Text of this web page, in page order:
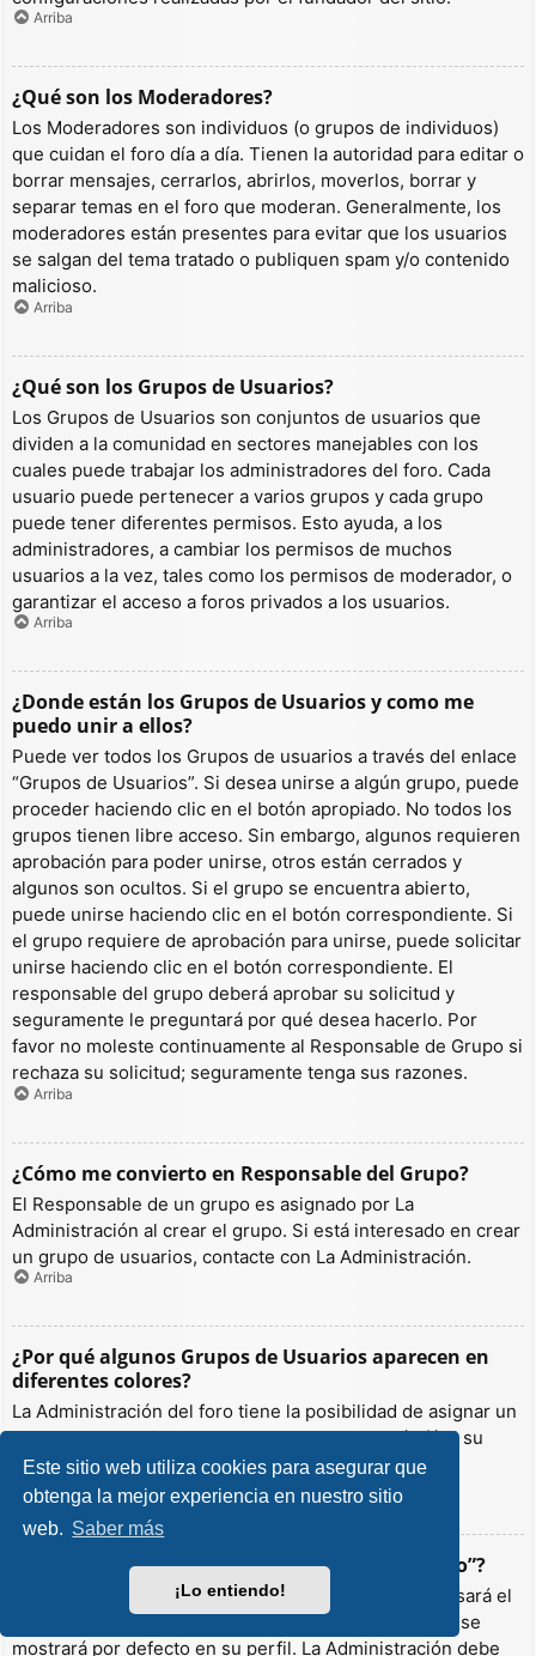
Este sitio web utiliza cookies para asegurar que
obtenga la mejor experiencia en nuestro sitio
web. Saber más
¡Lo entiendo!
Arriba
¿Qué son los Moderadores?
Los Moderadores son individuos (o grupos de individuos)
que cuidan el foro día a día. Tienen la autoridad para editar o
borrar mensajes, cerrarlos, abrirlos, moverlos, borrar y
separar temas en el foro que moderan. Generalmente, los
moderadores están presentes para evitar que los usuarios
se salgan del tema tratado o publiquen spam y/o contenido
malicioso.
Arriba
¿Qué son los Grupos de Usuarios?
Los Grupos de Usuarios son conjuntos de usuarios que
dividen a la comunidad en sectores manejables con los
cuales puede trabajar los administradores del foro. Cada
usuario puede pertenecer a varios grupos y cada grupo
puede tener diferentes permisos. Esto ayuda, a los
administradores, a cambiar los permisos de muchos
usuarios a la vez, tales como los permisos de moderador, o
garantizar el acceso a foros privados a los usuarios.
Arriba
¿Donde están los Grupos de Usuarios y como me
puedo unir a ellos?
Puede ver todos los Grupos de usuarios a través del enlace
“Grupos de Usuarios”. Si desea unirse a algún grupo, puede
proceder haciendo clic en el botón apropiado. No todos los
grupos tienen libre acceso. Sin embargo, algunos requieren
aprobación para poder unirse, otros están cerrados y
algunos son ocultos. Si el grupo se encuentra abierto,
puede unirse haciendo clic en el botón correspondiente. Si
el grupo requiere de aprobación para unirse, puede solicitar
unirse haciendo clic en el botón correspondiente. El
responsable del grupo deberá aprobar su solicitud y
seguramente le preguntará por qué desea hacerlo. Por
favor no moleste continuamente al Responsable de Grupo si
rechaza su solicitud; seguramente tenga sus razones.
Arriba
¿Cómo me convierto en Responsable del Grupo?
El Responsable de un grupo es asignado por La
Administración al crear el grupo. Si está interesado en crear
un grupo de usuarios, contacte con La Administración.
Arriba
¿Por qué algunos Grupos de Usuarios aparecen en
diferentes colores?
La Administración del foro tiene la posibilidad de asignar un
color a los usuarios de un grupo para hacer más fácil su
identificación.
Arriba
¿Qué es un “Grupo de Usuarios predeterminado”?
Si es miembro de más de un grupo por defecto, se usará el
“predeterminado” para determinar qué color y rango se
mostrará por defecto en su perfil. La Administración debe